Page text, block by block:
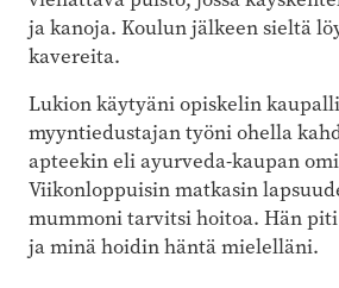
ja kanoja. Koulun jälkeen sieltä
kavereita.
Lukion käytyäni opiskelin
myyntiedustajan työni ohella
apteekin eli ayurveda-kaupan
Viikonloppuisin matkasin
mummoni tarvitsi hoitoa. Hän
ja minä hoidin häntä mielelläni.